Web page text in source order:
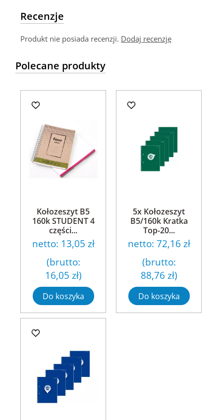
Recenzje
Produkt nie posiada recenzji. Dodaj recenzję
Polecane produkty
Kołozeszyt B5
160k STUDENT 4
części...
netto: 13,05 zł
(brutto:
16,05 zł)
Do koszyka
5x Kołozeszyt
B5/160k Kratka
Top-20...
netto: 72,16 zł
(brutto:
88,76 zł)
Do koszyka